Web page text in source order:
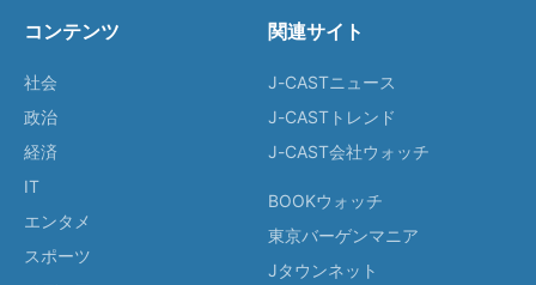
コンテンツ
社会
政治
経済
IT
エンタメ
スポーツ
関連サイト
J-CASTニュース
J-CASTトレンド
J-CAST会社ウォッチ
BOOKウォッチ
東京バーゲンマニア
Jタウンネット